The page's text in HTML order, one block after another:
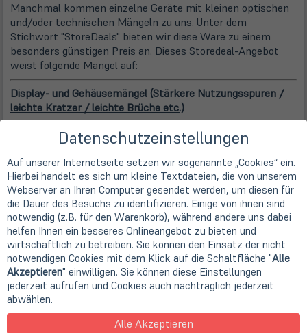
Manchmal kommen einzelne Geräte mit kleinen optischen
und/oder technischen Mängeln zu uns. Unter dem
Stichwort "StoreDeals" bieten wir diese Ware zu einem
besonders günstigen Preis an. Dieses Storedeal-Angebot
weist folgende Mängel auf:
Display- und Gehäusemängel (Stärkere Nutzungsspuren /
leichte Kratzer / leichte Brüche etc.)
Bei einigen Geräten ist der frühere Gebrauch durch Spuren
am Gehäuse und im Display sichtbar. Dass diese
Gebrauchsspuren die Leistungsfähigkeit und technische
Funktionalität der Geräte nicht einschränken, wurde von
uns überprüft.
Hersteller
Apple
Bildschirmdiagonale
25,9cm10,2" Retina Display
Display Besonderheit
500nits, Apple Pencil Support (1.Generation)
Auflösung
Datenschutzeinstellungen
Auf unserer Internetseite setzen wir sogenannte „Cookies“ ein.
Hierbei handelt es sich um kleine Textdateien, die von unserem
Webserver an Ihren Computer gesendet werden, um diesen für
die Dauer des Besuchs zu identifizieren. Einige von ihnen sind
notwendig (z.B. für den Warenkorb), während andere uns dabei
helfen Ihnen ein besseres Onlineangebot zu bieten und
wirtschaftlich zu betreiben. Sie können den Einsatz der nicht
notwendigen Cookies mit dem Klick auf die Schaltfläche "Alle
Akzeptieren" einwilligen. Sie können diese Einstellungen
jederzeit aufrufen und Cookies auch nachträglich jederzeit
abwählen.
Alle Akzeptieren